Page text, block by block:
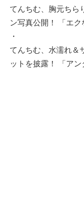
てんちむ、胸元ちら
ン写真公開！ 「エク
・
てんちむ、水濡れ＆
ットを披露！ 「アン